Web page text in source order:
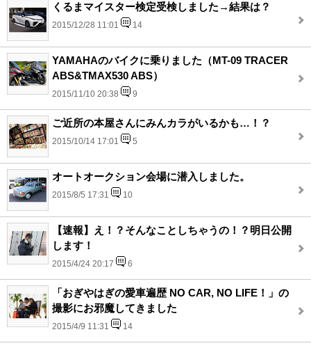
くるまマイスター検定受検しました→結果は？
2015/12/28 11:01 14
YAMAHAのバイクに乗りました（MT-09 TRACER
ABS&TMAX530 ABS）
2015/11/10 20:38 9
ご近所の本屋さんにみんカラがいるかも…！？
2015/10/14 17:01 5
オートオークション会場に潜入しました。
2015/8/5 17:31 10
【速報】え！？そんなことしちゃうの！？明日公開
します！
2015/4/24 20:17 6
「おぎやはぎの愛車遍歴 NO CAR, NO LIFE！」の
撮影にお邪魔してきました
2015/4/9 11:31 14